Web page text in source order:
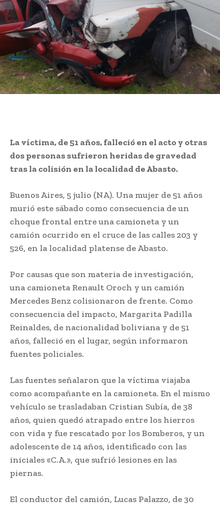
La víctima, de 51 años, falleció en el acto y otras
dos personas sufrieron heridas de gravedad
tras la colisión en la localidad de Abasto.
Buenos Aires, 5 julio (NA). Una mujer de 51 años
murió este sábado como consecuencia de un
choque frontal entre una camioneta y un
camión ocurrido en el cruce de las calles 203 y
526, en la localidad platense de Abasto.
Por causas que son materia de investigación,
una camioneta Renault Oroch y un camión
Mercedes Benz colisionaron de frente. Como
consecuencia del impacto, Margarita Padilla
Reinaldes, de nacionalidad boliviana y de 51
años, falleció en el lugar, según informaron
fuentes policiales.
Las fuentes señalaron que la víctima viajaba
como acompañante en la camioneta. En el mismo
vehículo se trasladaban Cristian Subía, de 38
años, quien quedó atrapado entre los hierros
con vida y fue rescatado por los Bomberos, y un
adolescente de 14 años, identificado con las
iniciales «C.A.», que sufrió lesiones en las
piernas.
El conductor del camión, Lucas Palazzo, de 30